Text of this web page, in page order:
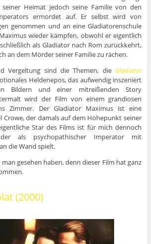
Heimat jedoch seine Familie von den
ermordet auf. Er selbst wird von
genommen und an eine Gladiatorenschule
wieder kämpfen, obwohl er eigentlich
als Gladiator nach Rom zurückkehrt,
an dem Mörder seiner Familie zu rächen.
Vergeltung sind die Themen, die Gladiator
Heldenepos, das aufwendig inszeniert
Bildern und einer mitreißenden Story
wird der Film von einem grandiosen
Zimmer. Der Gladiator Maximus ist eine
Crowe, der damals auf dem Höhepunkt seiner
Star des Films ist für mich dennoch
als psychopathischer Imperator mit
die Wand spielt.
man gesehen haben, denn dieser Film hat ganz
(2000)